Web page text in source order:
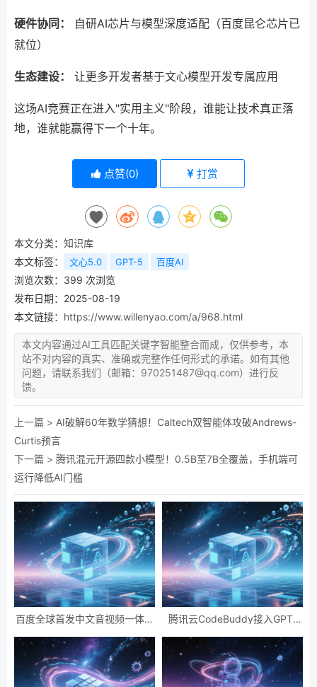
硬件协同：
自研AI芯片与模型深度适配（百度昆仑芯片已
就位）
生态建设： 让更多开发者基于文心模型开发专属应用
这场AI竞赛正在进入"实用主义"阶段，谁能让技术真正落
地，谁就能赢得下一个十年。
点赞(0) 打赏
本文分类： 知识库
本文标签：
文心5.0 GPT-5 百度AI
浏览次数： 399 次浏览
发布日期：2025-08-19
本文链接： https://www.willenyao.com/a/968.html
本文内容通过AI工具匹配关键字智能整合而成，仅供参考，本
站不对内容的真实、准确或完整作任何形式的承诺。如有其他
问题，请联系我们（邮箱：970251487@qq.com）进行反
馈。
上一篇 > AI破解60年数学猜想！Caltech双智能体攻破Andrews-
Curtis预言
下一篇 > 腾讯混元开源四款小模型！0.5B至7B全覆盖，手机端可
运行降低AI门槛
百度全球首发中文音视频一体化
画同步
腾讯云CodeBuddy接入GPT-
助力出海企业